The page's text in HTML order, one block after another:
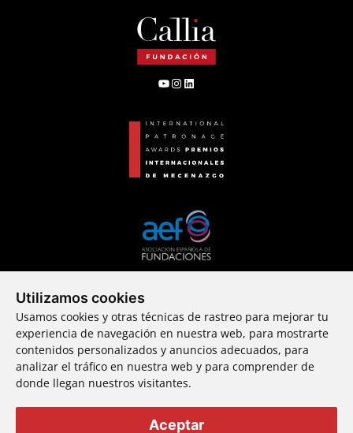
Utilizamos cookies
Usamos cookies y otras técnicas de rastreo para mejorar tu
experiencia de navegación en nuestra web, para mostrarte
contenidos personalizados y anuncios adecuados, para
analizar el tráfico en nuestra web y para comprender de
donde llegan nuestros visitantes.
Aceptar
YouTube InstagramLinkedIn
Una incubadora
de nuevos mecenas